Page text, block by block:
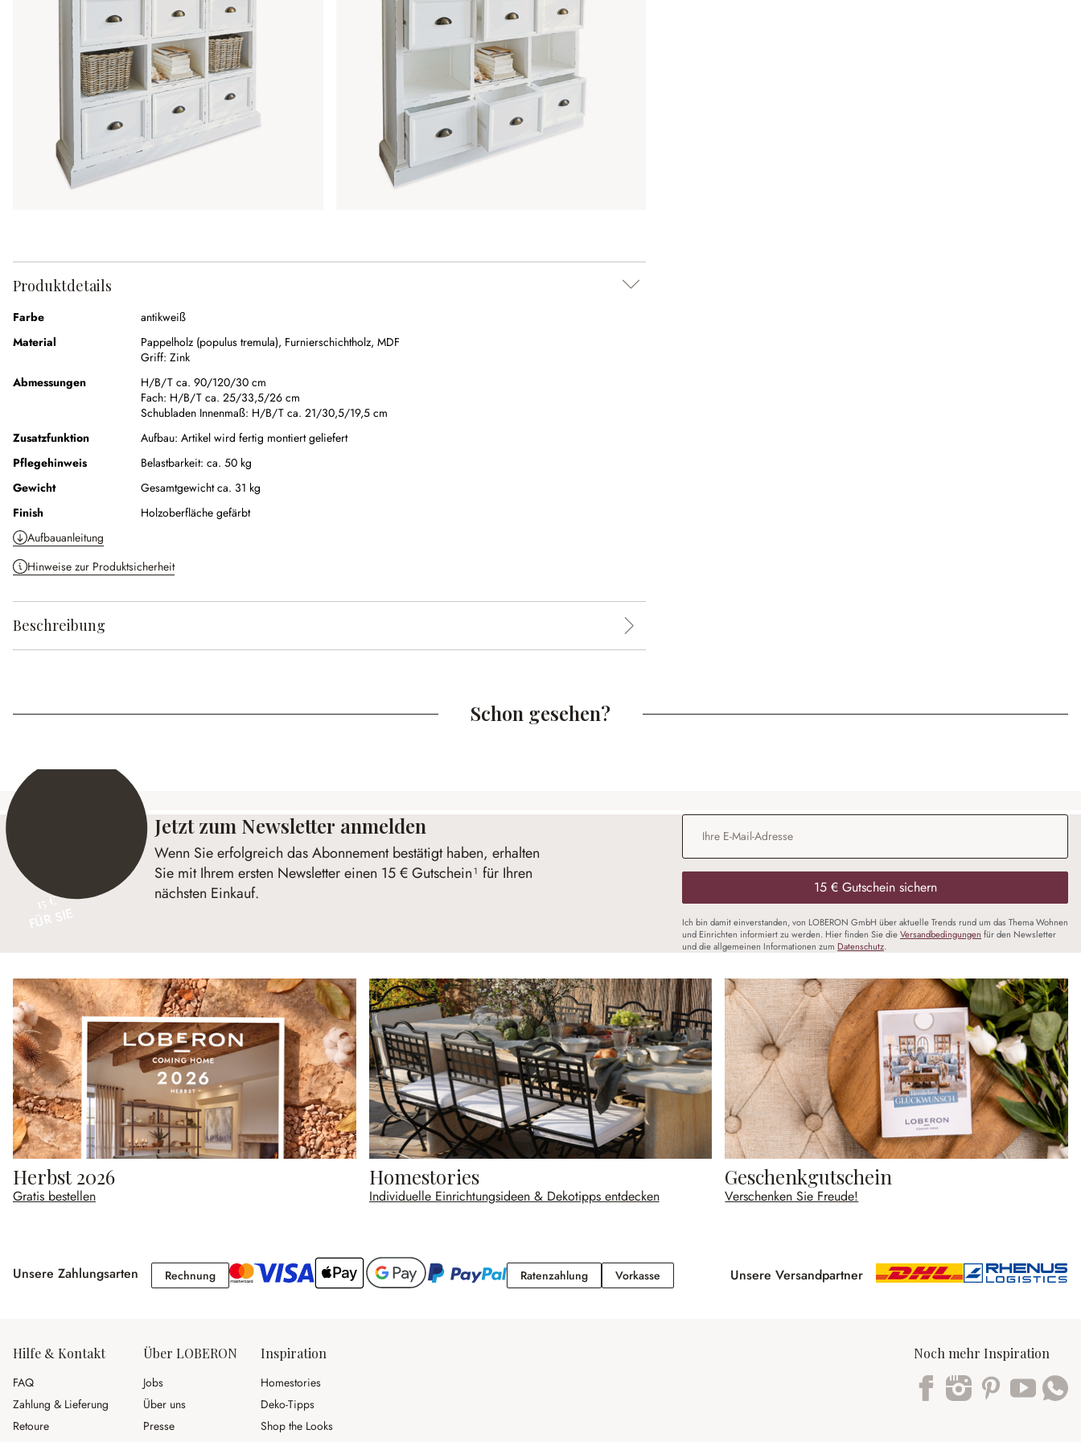
Produktdetails
Farbe
antikweiß
Material
Pappelholz (populus tremula), Furnierschichtholz, MDF
Griff: Zink
Abmessungen
H/B/T ca. 90/120/30 cm
Fach: H/B/T ca. 25/33,5/26 cm
Schubladen Innenmaß: H/B/T ca. 21/30,5/19,5 cm
Zusatzfunktion
Aufbau: Artikel wird fertig montiert geliefert
Pflegehinweis
Belastbarkeit: ca. 50 kg
Gewicht
Gesamtgewicht ca. 31 kg
Finish
Holzoberfläche gefärbt
Aufbauanleitung
Hinweise zur Produktsicherheit
Beschreibung
Schon gesehen?
15 €
Jetzt zum Newsletter anmelden
Wenn Sie erfolgreich das Abonnement bestätigt haben, erhalten
Sie mit Ihrem ersten Newsletter einen 15 € Gutschein¹ für Ihren
nächsten Einkauf.
E-Mail-Adresse*
15 € Gutschein sichern
Ich bin damit einverstanden, von LOBERON GmbH über aktuelle Trends rund um das Thema Wohnen
und Einrichten informiert zu werden. Hier finden Sie dieVersandbedingungen für den Newsletter
und die allgemeinen Informationen zum Datenschutz.
Herbst 2026
Gratis bestellen
Homestories
Individuelle Einrichtungsideen & Dekotipps entdecken
Geschenkgutschein
Verschenken Sie Freude!
Unsere Zahlungsarten RechnungRechnung RatenzahlungRatenzahlung
VorkasseVorkasse Unsere Versandpartner
Hilfe & Kontakt
FAQ
Zahlung & Lieferung
Retoure
Über LOBERON
Jobs
Über uns
Presse
Inspiration
Homestories
Deko-Tipps
Shop the Looks
Noch mehr Inspiration